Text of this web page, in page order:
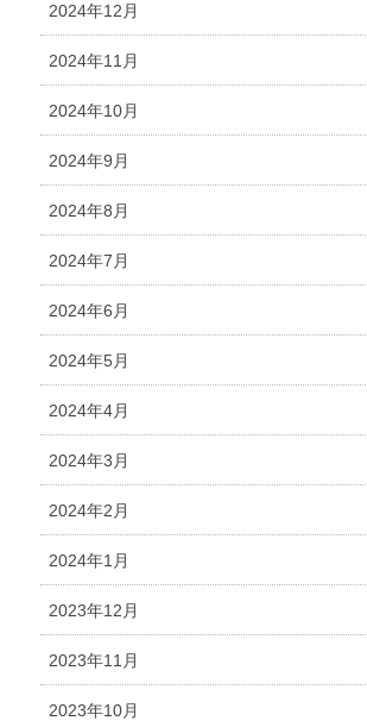
2024年12月
2024年11月
2024年10月
2024年9月
2024年8月
2024年7月
2024年6月
2024年5月
2024年4月
2024年3月
2024年2月
2024年1月
2023年12月
2023年11月
2023年10月